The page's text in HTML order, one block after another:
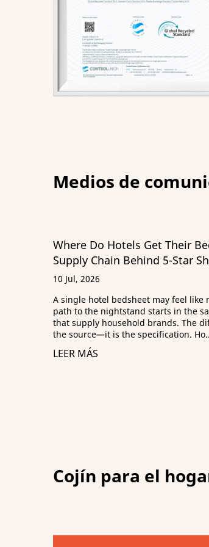
Medios de
textile mills
Guía de almohadas
clasificaciones ILD,
abastecimiento B2B
29 Jun, 2026
¿Qué significa realmente "ultra
gerente de adquisiciones
almohadas no porque
porque simplemente “no eran
Cojín para el